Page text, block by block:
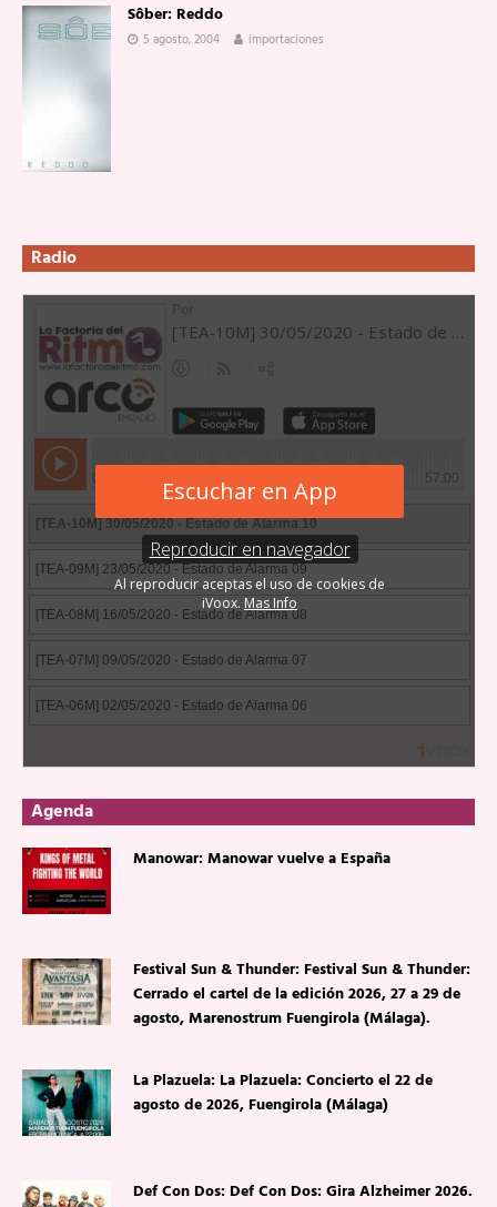
Sôber: Reddo
5 agosto, 2004 importaciones
Radio
Agenda
Manowar: Manowar vuelve a España
Festival Sun & Thunder: Festival Sun & Thunder:
Cerrado el cartel de la edición 2026, 27 a 29 de
agosto, Marenostrum Fuengirola (Málaga).
La Plazuela: La Plazuela: Concierto el 22 de
agosto de 2026, Fuengirola (Málaga)
Def Con Dos: Def Con Dos: Gira Alzheimer 2026.